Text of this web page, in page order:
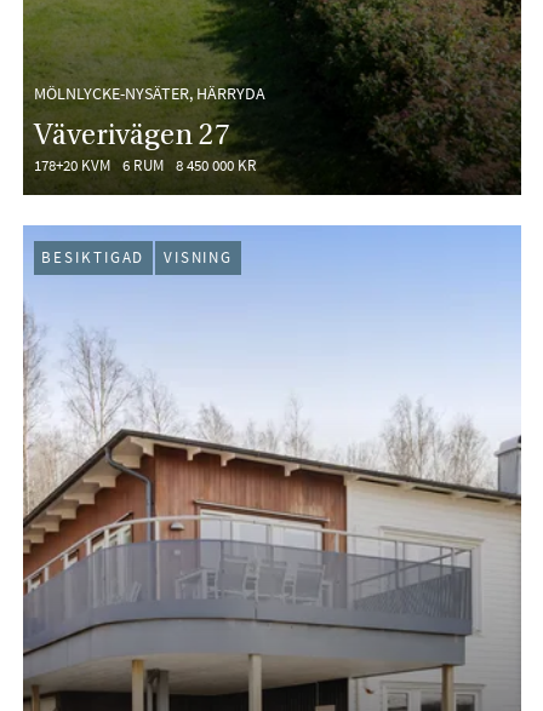
MÖLNLYCKE-NYSÄTER, HÄRRYDA
Väverivägen 27
178+20 KVM 6 RUM 8 450 000 KR
BESIKTIGAD VISNING